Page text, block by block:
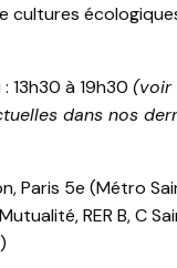
cultures
13h30 à 19h30 (voir
dans nos
Paris 5e (Métro
RER B, C